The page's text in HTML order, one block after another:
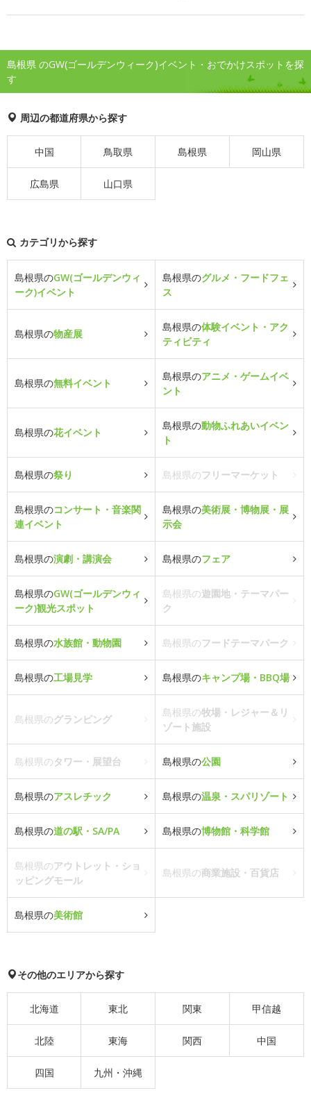
島根県 のGW(ゴールデンウィーク)イベント・おでかけスポットを探
す
周辺の都道府県から探す
中国 鳥取県 島根県 岡山県
広島県 山口県
カテゴリから探す
島根県のGW(ゴールデンウィ
ーク)イベント
島根県のグルメ・フードフェ
ス
島根県の物産展
島根県の体験イベント・アク
ティビティ
島根県の無料イベント
島根県のアニメ・ゲームイベ
ント
島根県の花イベント
島根県の動物ふれあいイベン
ト
島根県の祭り 島根県のフリーマーケット
島根県のコンサート・音楽関
連イベント
島根県の美術展・博物展・展
示会
島根県の演劇・講演会 島根県のフェア
島根県のGW(ゴールデンウィ
ーク)観光スポット
島根県の遊園地・テーマパー
ク
島根県の水族館・動物園 島根県のフードテーマパーク
島根県の工場見学 島根県のキャンプ場・BBQ場
島根県のグランピング
島根県の牧場・レジャー＆リ
ゾート施設
島根県のタワー・展望台 島根県の公園
島根県のアスレチック 島根県の温泉・スパリゾート
島根県の道の駅・SA/PA 島根県の博物館・科学館
島根県のアウトレット・ショ
ッピングモール
島根県の商業施設・百貨店
島根県の美術館
その他のエリアから探す
北海道 東北 関東 甲信越
北陸 東海 関西 中国
四国 九州・沖縄